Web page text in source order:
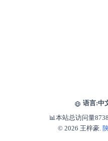
语言:中
📊本站总访问量8738
© 2026 王梓豪.